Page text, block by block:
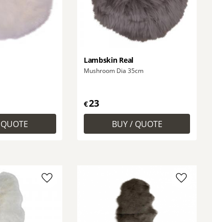
Lambskin Real
Mushroom Dia 35cm
€23
Add to favorites Add to